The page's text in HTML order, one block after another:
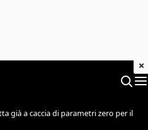
già a caccia di parametri zero per il
×